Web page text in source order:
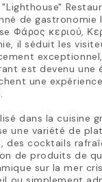
"Lighthouse"
de gastronomie
Φάρος κεριού,
il séduit les
est devenu une
une
dans la cuisine
une variété de
des cocktails
de produits de
sur la mer